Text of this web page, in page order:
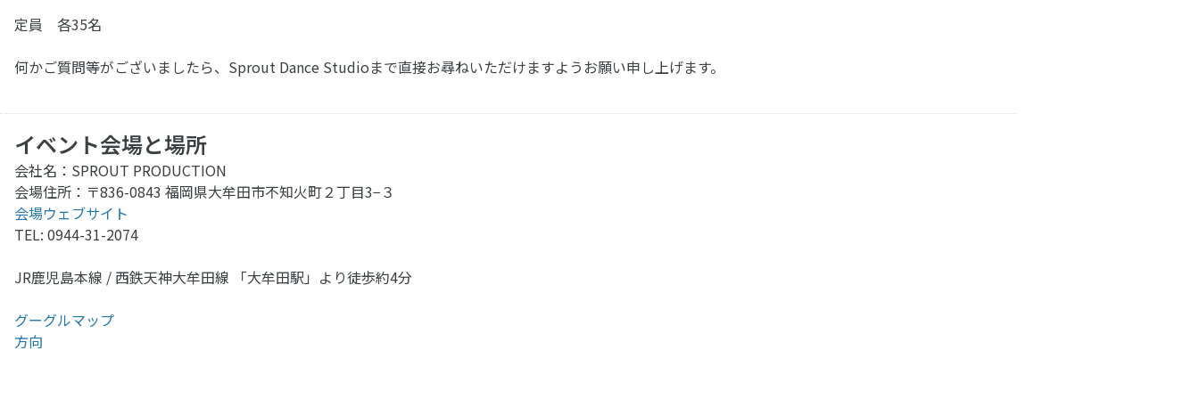
定員 各35名
何かご質問等がございましたら、Sprout Dance Studioまで直接お尋ねいただけますようお願い申し上げます。
イベント会場と場所
会社名：SPROUT PRODUCTION
会場住所：〒836-0843 福岡県大牟田市不知火町２丁目3−３
会場ウェブサイト
TEL: 0944-31-2074
JR鹿児島本線 / 西鉄天神大牟田線 「大牟田駅」より徒歩約4分
グーグルマップ
方向